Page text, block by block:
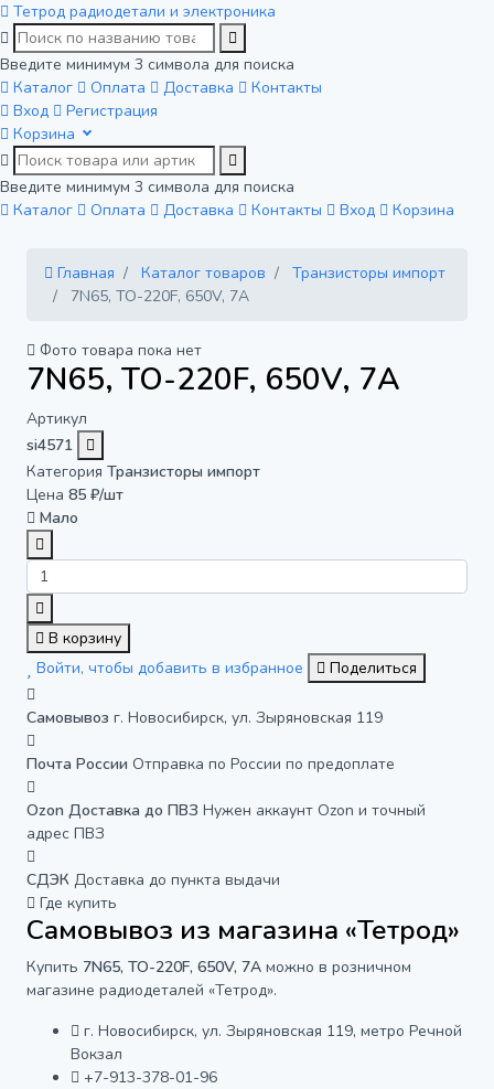
Тетрод радиодетали и электроника
Введите минимум 3 символа для поиска
Каталог
Оплата Доставка
Контакты
Вход
Регистрация
Корзина
Введите минимум 3 символа для поиска
Каталог
Оплата Доставка Контакты Вход Корзина
Главная Каталог товаров
Транзисторы импорт
7N65, TO-220F, 650V, 7A
Фото товара пока нет
7N65, TO-220F, 650V, 7A
Артикул
si4571
Категория Транзисторы импорт
Цена 85 ₽/шт
Мало
В корзину
Войти, чтобы добавить в избранное
Поделиться
Самовывоз г. Новосибирск, ул. Зыряновская 119
Почта России Отправка по России по предоплате
Ozon Доставка до ПВЗ Нужен аккаунт Ozon и точный
адрес ПВЗ
СДЭК Доставка до пункта выдачи
Где купить
Самовывоз из магазина «Тетрод»
Купить 7N65, TO-220F, 650V, 7A можно в розничном
магазине радиодеталей «Тетрод».
г. Новосибирск, ул. Зыряновская 119, метро Речной
Вокзал
+7-913-378-01-96